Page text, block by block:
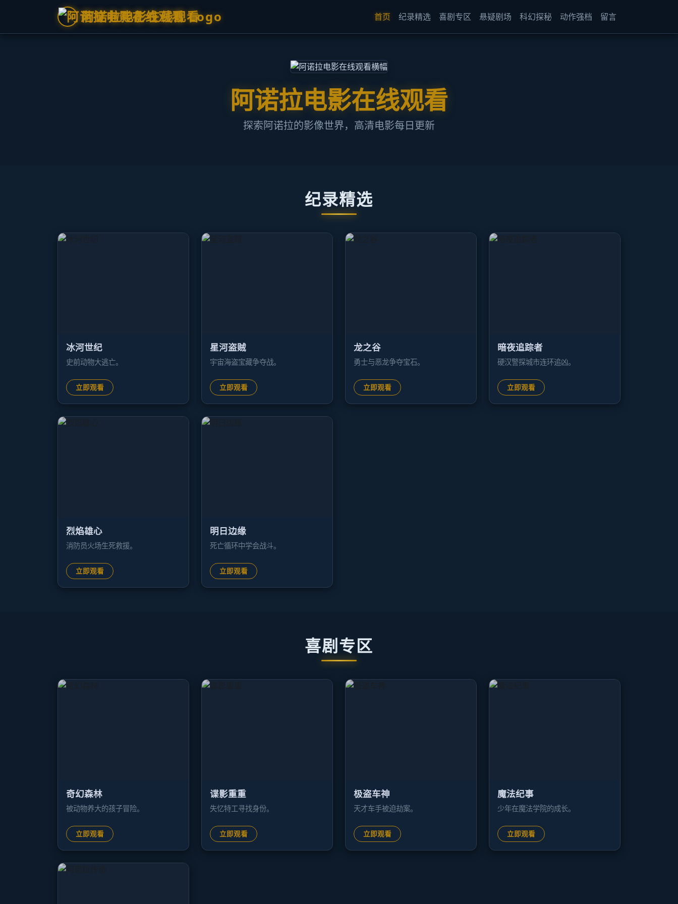
阿诺拉电影在线观看 首页 纪录精选 喜剧专区 悬疑剧场 科幻探秘 动作强档 留言
阿诺拉电影在线观看
探索阿诺拉的影像世界，高清电影每日更新
纪录精选
冰河世纪
史前动物大逃亡。
立即观看
星河盗贼
宇宙海盗宝藏争夺战。
立即观看
龙之谷
勇士与恶龙争夺宝石。
立即观看
暗夜追踪者
硬汉警探城市连环追凶。
立即观看
烈焰雄心
消防员火场生死救援。
立即观看
明日边缘
死亡循环中学会战斗。
立即观看
喜剧专区
奇幻森林
被动物养大的孩子冒险。
立即观看
谍影重重
失忆特工寻找身份。
立即观看
极盗车神
天才车手被迫劫案。
立即观看
魔法纪事
少年在魔法学院的成长。
立即观看